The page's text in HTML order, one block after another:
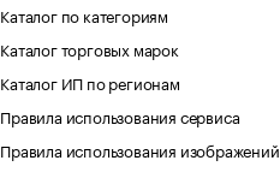
Каталог по категориям
Каталог торговых марок
Каталог ИП по регионам
Правила использования сервиса
Правила использования изображений